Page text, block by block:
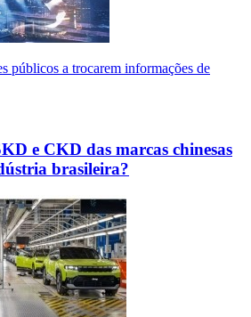
públicos a trocarem informações de
e CKD das marcas chinesas
brasileira?